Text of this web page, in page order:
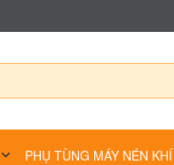
PHỤ TÙNG MÁY NÉN KHÍ